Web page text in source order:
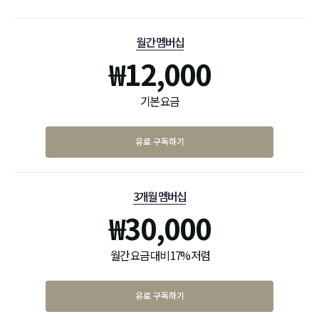
월간 멤버십
₩12,000
기본 요금
유료 구독하기
3개월 멤버십
₩30,000
월간 요금 대비 17% 저렴
유료 구독하기